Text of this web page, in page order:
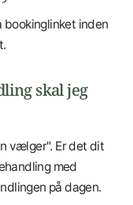
inden
skal jeg
vælger". Er det dit
med
på dagen.